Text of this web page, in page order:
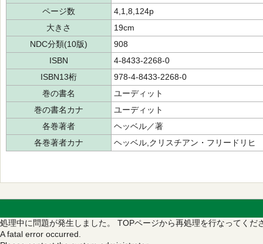
ページ数
4,1,8,124p
大きさ
19cm
NDC分類(10版)
908
ISBN
4-8433-2268-0
ISBN13桁
978-4-8433-2268-0
巻の書名
ユーディット
巻の書名カナ
ユーディット
各巻著者
ヘッベル／著
各巻著者カナ
ヘッベル,クリスチアン・フリードリヒ
処理中に問題が発生しました。 TOPページから再処理を行なってくだ
A fatal error occurred.